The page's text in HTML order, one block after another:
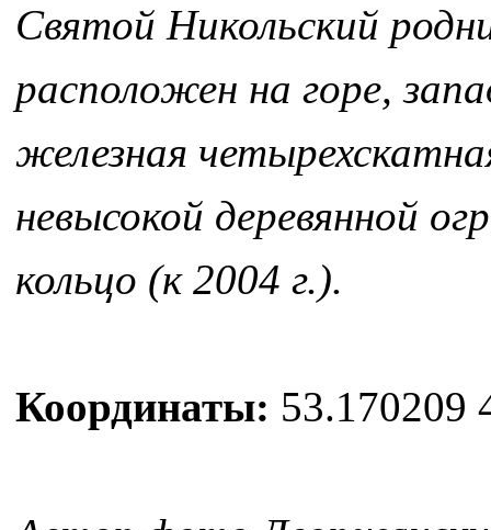
Святой Никольский
расположен на горе,
железная
невысокой деревянной
кольцо (к 2004 г.).
Координаты: 53.170209